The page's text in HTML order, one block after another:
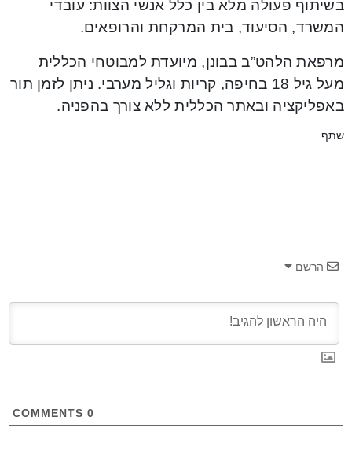
בשיתוף פעולה מלא בין כלל אנשי הצוות: עובדי
המשרד, הסיעוד, בית המרקחת והרופאים.
מרפאת הלהט”ב בבונן, מיועדת למבוטחי הכללית
מעל גיל 18 בחיפה, קריות וגליל מערבי. ניתן לזמן תור
באפליקציה ובאתר הכללית ללא צורך בהפניה.
שתף
הרשם
0